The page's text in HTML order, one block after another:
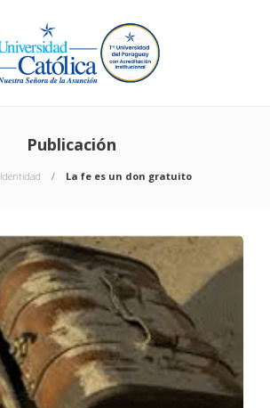
Publicación
Identidad La fe es un don gratuito